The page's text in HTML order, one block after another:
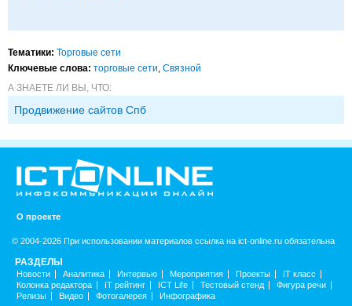
Тематики: Торговые сети
Ключевые слова: торговые сети Связной
А ЗНАЕТЕ ЛИ ВЫ, ЧТО:
Продвижение сайтов Спб
О проекте
© 2004-2026 При использовании материалов ссылка на ict-online.ru обязательна
РАЗДЕЛЫ
Новости Аналитика Интервью Мероприятия Проекты
IT класс
Колонка редактора
IT рейтинг ICT Life Тестовый стенд
Фигура речи
Релизы
Видео Фотогалерея Инфографика